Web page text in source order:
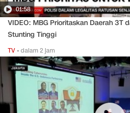
01:58
VIDEO: MBG Prioritaskan Daerah 3T
Stunting Tinggi
TV •dalam 2 jam